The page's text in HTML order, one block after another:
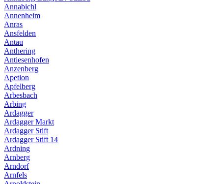
Annabichl
Annenheim
Anras
Ansfelden
Antau
Anthering
Antiesenhofen
Anzenberg
Apetlon
Apfelberg
Arbesbach
Arbing
Ardagger
Ardagger Markt
Ardagger Stift
Ardagger Stift 14
Ardning
Arnberg
Arndorf
Arnfels